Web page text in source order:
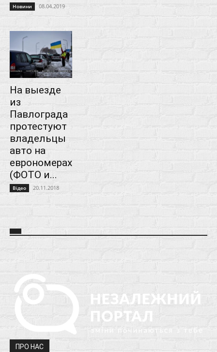
Новини 08.04.2019
На выезде
из
Павлограда
протестуют
владельцы
авто на
еврономерах
(ФОТО и...
Відео 20.11.2018
ПРО НАС